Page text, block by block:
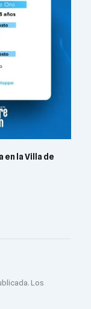
en la Villa de
Los